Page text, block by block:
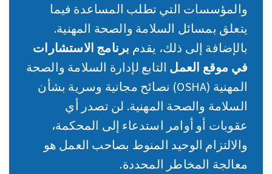
والمؤسسات التي تطلب المساعدة فيما
يتعلق بمسائل السلامة والصحة المهنية.
بالإضافة إلى ذلك، يقدم برنامج الاستشارات
في موقع العمل التابع لإدارة السلامة والصحة
المهنية (OSHA) نصائح مجانية وسرية بشأن
السلامة والصحة المهنية. لن تصدر أي
عقوبات أو أوامر استدعاء إلى المحكمة،
والالتزام الوحيد المنوط بصاحب العمل هو
معالجة المخاطر المحددة.